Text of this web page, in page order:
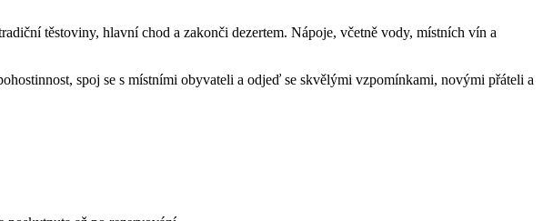
těstoviny, hlavní chod a zakonči dezertem. Nápoje, včetně vody, místních vín a
spoj se s místními obyvateli a odjeď se skvělými vzpomínkami, novými přáteli a